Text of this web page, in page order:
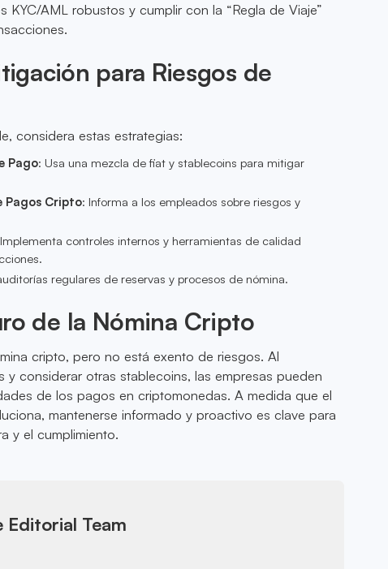
AML robustos y cumplir con la “Regla de Viaje”
para Riesgos de
considera estas estrategias:
Pago: Usa una mezcla de fiat y stablecoins para mitigar
Pagos Cripto: Informa a los empleados sobre riesgos y
controles internos y herramientas de calidad
regulares de reservas y procesos de nómina.
de la Nómina Cripto
cripto, pero no está exento de riesgos. Al
y considerar otras stablecoins, las empresas pueden
de los pagos en criptomonedas. A medida que el
mantenerse informado y proactivo es clave para
y el cumplimiento.
Editorial Team